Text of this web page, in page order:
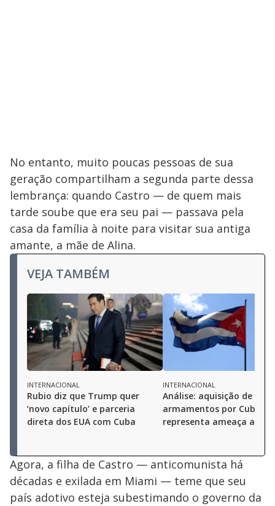
No entanto, muito poucas pessoas de sua
geração compartilham a segunda parte dessa
lembrança: quando Castro — de quem mais
tarde soube que era seu pai — passava pela
casa da família à noite para visitar sua antiga
amante, a mãe de Alina.
VEJA TAMBÉM
INTERNACIONAL
Rubio diz que Trump quer
‘novo capítulo’ e parceria
direta dos EUA com Cuba
INTERNACIONAL
Análise: aquisição de
armamentos por Cuba
representa ameaça aos
Agora, a filha de Castro — anticomunista há
décadas e exilada em Miami — teme que seu
país adotivo esteja subestimando o governo da